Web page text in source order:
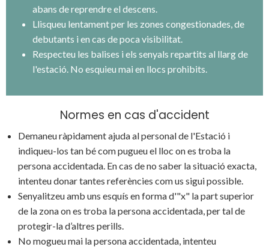
abans de reprendre el descens.
Llisqueu lentament per les zones congestionades, de
debutants i en cas de poca visibilitat.
Respecteu les balises i els senyals repartits al llarg de
l'estació. No esquieu mai en llocs prohibits.
Normes en cas d'accident
Demaneu ràpidament ajuda al personal de l'Estació i
indiqueu-los tan bé com pugueu el lloc on es troba la
persona accidentada. En cas de no saber la situació exacta,
intenteu donar tantes referències com us sigui possible.
Senyalitzeu amb uns esquís en forma d'"x" la part superior
de la zona on es troba la persona accidentada, per tal de
protegir-la d’altres perills.
No mogueu mai la persona accidentada, intenteu